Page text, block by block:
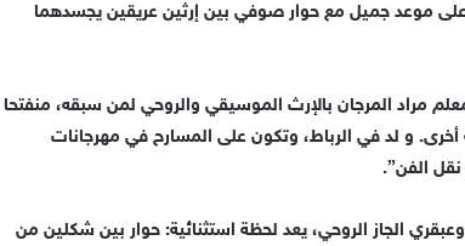
موعد جميل مع حوار صوفي بين إرثين عريقين يجسدهما
مراد المرجان بالإرث الموسيقي والروحي لمن سبقه، منفتحا
و لد في الرباط، وتكون على المسارح في مهرجانات
نقل الفن”.
الجاز الروحي، يعد لحظة استثنائية: حوار بين شكلين من